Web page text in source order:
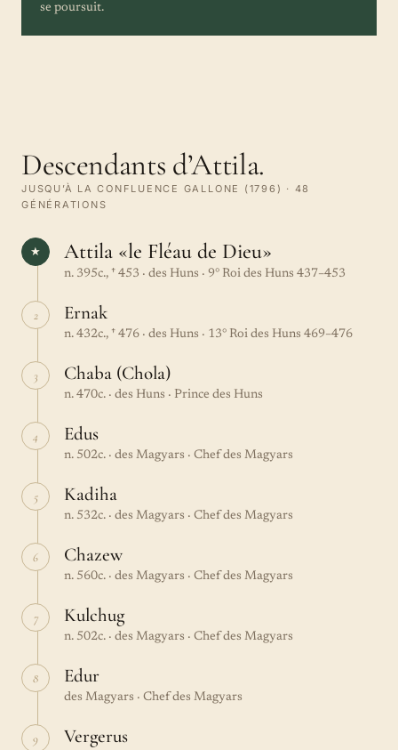
se poursuit.
Descendants d’Attila.
JUSQU’À LA CONFLUENCE GALLONE (1796) · 48
GÉNÉRATIONS
★ Attila «le Fléau de Dieu»
n. 395c., † 453 · des Huns · 9° Roi des Huns 437–453
2 Ernak
n. 432c., † 476 · des Huns · 13° Roi des Huns 469–476
3 Chaba (Chola)
n. 470c. · des Huns · Prince des Huns
4 Edus
n. 502c. · des Magyars · Chef des Magyars
5 Kadiha
n. 532c. · des Magyars · Chef des Magyars
6 Chazew
n. 560c. · des Magyars · Chef des Magyars
7 Kulchug
n. 502c. · des Magyars · Chef des Magyars
8 Edur
des Magyars · Chef des Magyars
9 Vergerus